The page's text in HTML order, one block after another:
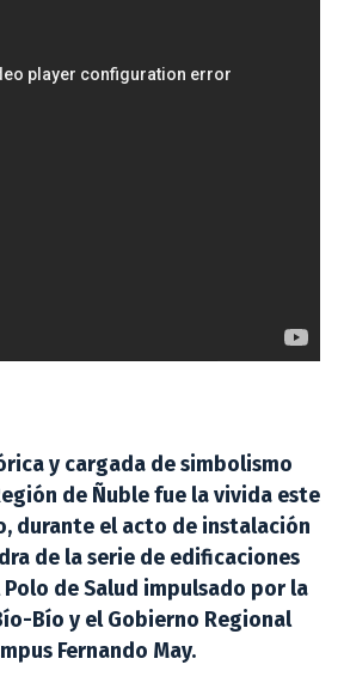
y cargada de simbolismo
de Ñuble fue la vivida este
durante el acto de instalación
de la serie de edificaciones
de Salud impulsado por la
Bío y el Gobierno Regional
Fernando May.